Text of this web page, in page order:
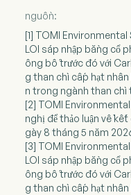
nguồn:
[1] TOMI
LOI sáp nhập bằng cổ
ông bố trước đó với
g than chì cấp hạt
n trong ngành than chì
[2] TOMI
nghị để thảo luận về
gày 8 tháng 5 năm
[3] TOMI
LOI sáp nhập bằng cổ
ông bố trước đó với
g than chì cấp hạt nhân